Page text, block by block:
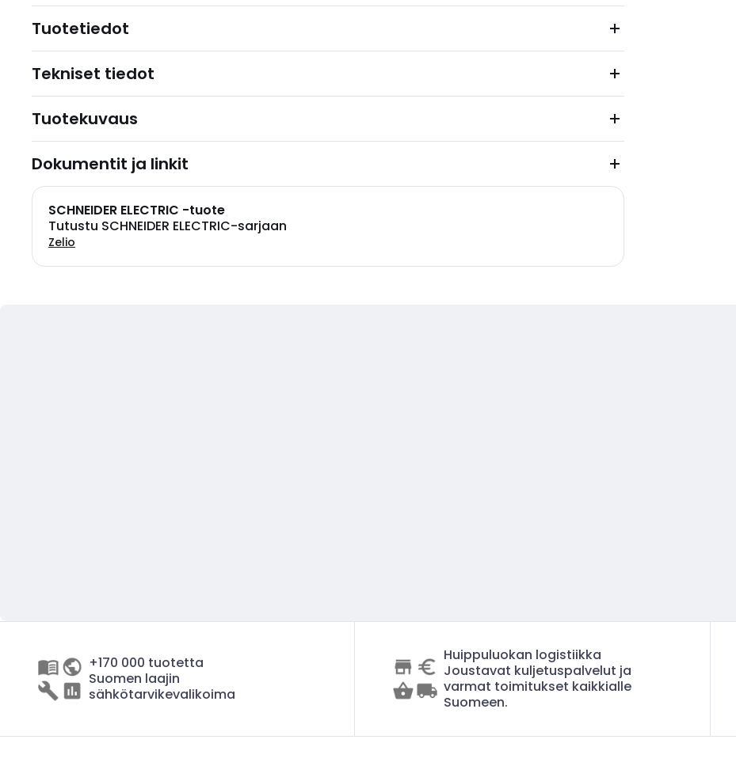
Tuotetiedot
Tekniset tiedot
Tuotekuvaus
Dokumentit ja linkit
SCHNEIDER ELECTRIC -tuote
Tutustu SCHNEIDER ELECTRIC-sarjaan
Zelio
+170 000 tuotetta
Suomen laajin
sähkötarvikevalikoima
Huippuluokan logistiikka
Joustavat kuljetuspalvelut ja
varmat toimitukset kaikkialle
Suomeen.